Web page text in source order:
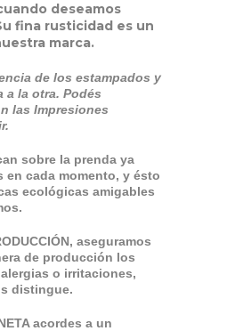
deseamos
fina rusticidad es un
marca.
de los estampados y
la otra. Podés
las Impresiones
sobre la prenda ya
cada momento, y ésto
ecológicas amigables
aseguramos
de producción los
o irritaciones,
distingue.
acordes a un